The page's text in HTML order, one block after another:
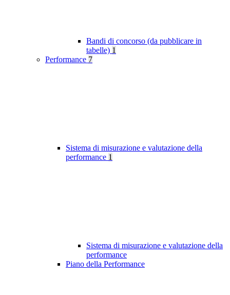
Bandi di concorso (da pubblicare in
tabelle) 1
Performance 7
Sistema di misurazione e valutazione della
performance 1
Sistema di misurazione e valutazione della
performance
Piano della Performance